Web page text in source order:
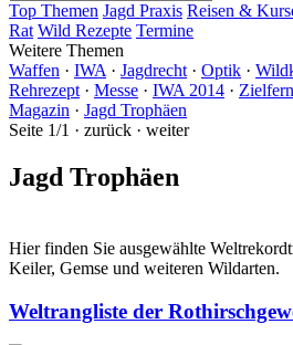
Top Themen Jagd Praxis Reisen &
Rat Wild Rezepte Termine
Weitere Themen
Waffen · IWA · Jagdrecht · Optik ·
Rehrezept · Messe · IWA 2014 ·
Magazin · Jagd Trophäen
Seite 1/1 · zurück · weiter
Jagd Trophäen
Hier finden Sie ausgewählte
Keiler, Gemse und weiteren Wildarten.
Weltrangliste der